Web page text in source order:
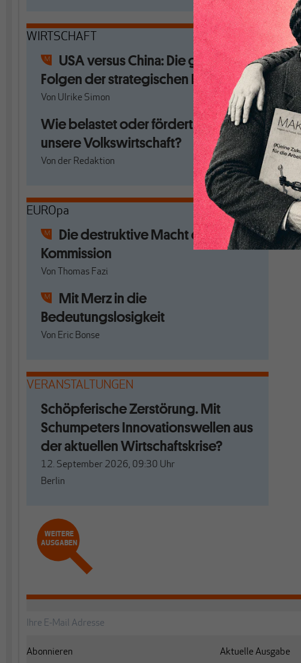
WIRTSCHAFT
USA versus China: Die globalen
Folgen der strategischen Eskalation
Von Ulrike Simon
Wie belastet oder fördert Sparen
unsere Volkswirtschaft?
Von der Redaktion
EUROpa
Die destruktive Macht der EU-
Kommission
Von Thomas Fazi
Mit Merz in die
Bedeutungslosigkeit
Von Eric Bonse
VERANSTALTUNGEN
Schöpferische Zerstörung. Mit
Schumpeters Innovationswellen aus
der aktuellen Wirtschaftskrise?
12. September 2026, 09:30 Uhr
Berlin
WEITERE
AUSGABEN
Abonnieren Aktuelle Ausgabe